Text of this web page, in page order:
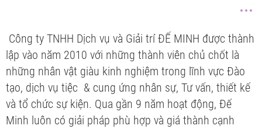
Công ty TNHH Dịch vụ và Giải trí ĐẾ MINH được thành
lập vào năm 2010 với những thành viên chủ chốt là
những nhân vật giàu kinh nghiệm trong lĩnh vực Đào
tạo, dịch vụ tiệc & cung ứng nhân sự, Tư vấn, thiết kế
và tổ chức sự kiện. Qua gần 9 năm hoạt động, Đế
Minh luôn có giải pháp phù hợp và giá thành cạnh